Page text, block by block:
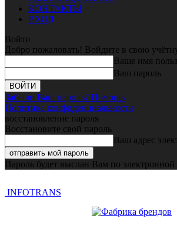
КОНТАКТЫ
ВХОД
Войти
Добро пожаловать! Войдите в свою
Ваше имя
Ваш пароль
Забыли Ваш пароль? Помощь
Политика конфиденциальности
восстановление пароля
Восстановите свой пароль
Ваш адрес
Пароль будет выслан Вам по электронной
INFOTRANS